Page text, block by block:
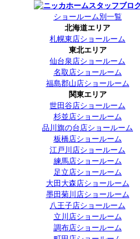
ショールーム別一覧
北海道エリア
札幌東店ショールーム
東北エリア
仙台泉店ショールーム
名取店ショールーム
福島郡山店ショールーム
関東エリア
世田谷店ショールーム
杉並店ショールーム
品川旗の台店ショールーム
板橋店ショールーム
江戸川店ショールーム
練馬店ショールーム
足立店ショールーム
大田大森店ショールーム
墨田菊川店ショールーム
八王子店ショールーム
立川店ショールーム
調布店ショールーム